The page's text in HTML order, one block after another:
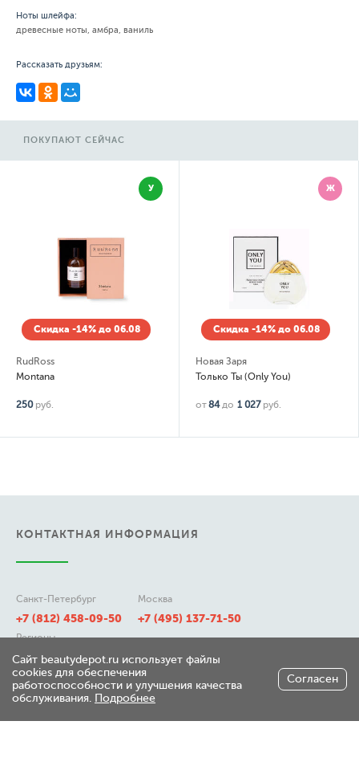
Ноты шлейфа:
древесные ноты, амбра, ваниль
Рассказать друзьям:
ПОКУПАЮТ СЕЙЧАС
У
Скидка -14% до 06.08
RudRoss
Montana
250 руб.
Ж
Скидка -14% до 06.08
Новая Заря
Только Ты (Only You)
от84 до 1 027 руб.
КОНТАКТНАЯ ИНФОРМАЦИЯ
Санкт-Петербург
+7 (812) 458-09-50
Москва
+7 (495) 137-71-50
Регионы
8 (800) 511-21-50
197348, г. Санкт-Петербург,
Сайт beautydepot.ru использует файлы
cookies для обеспечения
работоспособности и улучшения качества
обслуживания. Подробнее
Согласен